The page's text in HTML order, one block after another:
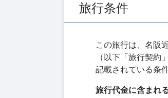
旅行条件
この旅行は、名阪
（以下「旅行契
記載されている条
旅行代金に含まれ